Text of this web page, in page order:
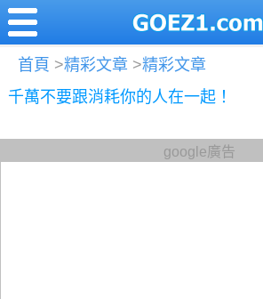
首頁 >精彩文章 >精彩文章
千萬不要跟消耗你的人在一起！
google廣告